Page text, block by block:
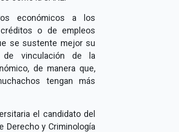
económicos a los
o de empleos
se sustente mejor su
de vinculación de la
de manera que,
tengan más
el candidato del
Derecho y Criminología